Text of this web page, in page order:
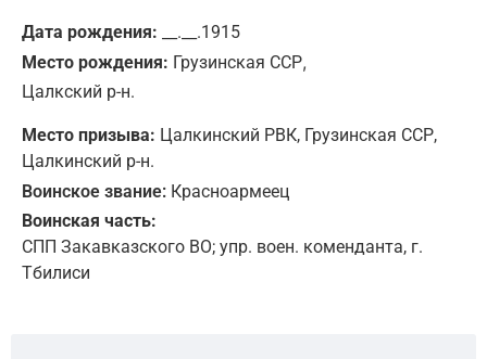
Дата рождения: __.__.1915
Место рождения: Грузинская ССР,
Цалкский р-н.
Место призыва: Цалкинский РВК, Грузинская ССР,
Цалкинский р-н.
Воинское звание: Красноармеец
Воинская часть:
СПП Закавказского ВО; упр. воен. коменданта, г.
Тбилиси